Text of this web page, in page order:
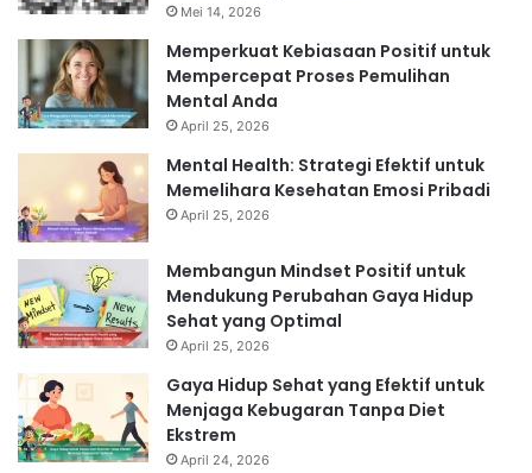
Mei 14, 2026
Memperkuat Kebiasaan Positif untuk
Mempercepat Proses Pemulihan
Mental Anda
April 25, 2026
Mental Health: Strategi Efektif untuk
Memelihara Kesehatan Emosi Pribadi
April 25, 2026
Membangun Mindset Positif untuk
Mendukung Perubahan Gaya Hidup
Sehat yang Optimal
April 25, 2026
Gaya Hidup Sehat yang Efektif untuk
Menjaga Kebugaran Tanpa Diet
Ekstrem
April 24, 2026